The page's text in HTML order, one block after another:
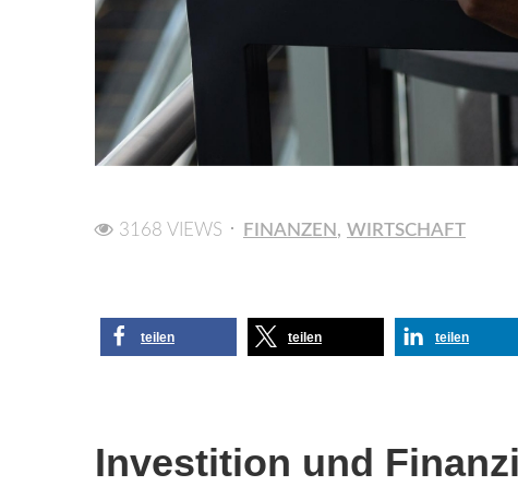
3168 VIEWS FINANZEN WIRTSCHAFT
teilen teilen teilen
Investition und